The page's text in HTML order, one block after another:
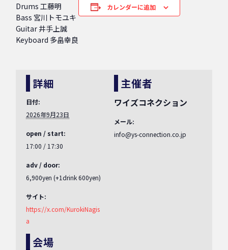
Drums 工藤明
Bass 宮川トモユキ
Guitar 井手上誠
Keyboard 多畠幸良
カレンダーに追加
詳細
日付:
2026年9月23日
open / start:
17:00 / 17:30
adv / door:
6,900yen (+1drink 600yen)
サイト:
https://x.com/KurokiNagis
a
会場
主催者
ワイズコネクション
メール:
info@ys-connection.co.jp